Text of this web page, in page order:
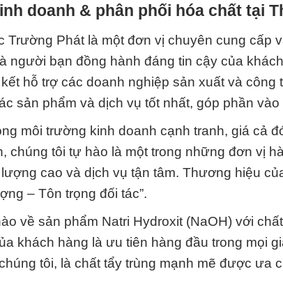
doanh & phân phối hóa chất tại
Trường Phát là một đơn vị chuyên cung cấp
người bạn đồng hành đáng tin cậy của
hỗ trợ các doanh nghiệp sản xuất và công
sản phẩm và dịch vụ tốt nhất, góp phần
môi trường kinh doanh cạnh tranh, giá cả
chúng tôi tự hào là một trong những đơn vị
cao và dịch vụ tận tâm. Thương hiệu
– Tôn trọng đối tác”.
về sản phẩm Natri Hydroxit (NaOH) với
khách hàng là ưu tiên hàng đầu trong mọi
tôi, là chất tẩy trùng mạnh mẽ được ưa